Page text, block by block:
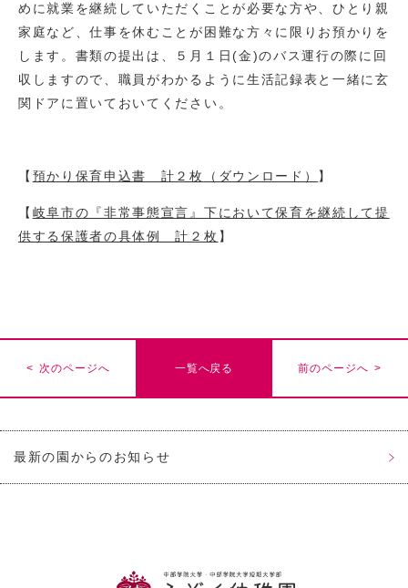
最新の園からのお知らせ
めに就業を継続していただくことが必要な方や、ひとり親
家庭など、仕事を休むことが困難な方々に限りお預かりを
します。書類の提出は、５月１日(金)のバス運行の際に回
収しますので、職員がわかるように生活記録表と一緒に玄
関ドアに置いておいてください。
【 預かり保育申込書 計２枚 （ダウンロード） 】
【 岐阜市の『非常事態宣言』下において保育を継続して提
供する保護者の具体例 計２枚 】
< 次のページへ 一覧へ戻る 前のページへ >